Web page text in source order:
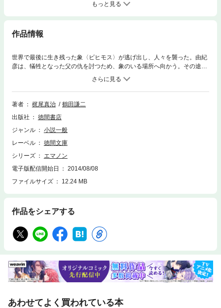
もっと見る
作品情報
世界で最後に生き残った象〈ビヒモス〉が逃げ出し、人々を襲った。由紀
彦は、犠牲となった父の仇を討つため、象のいる場所へ向かう。その途
中、一緒に連れて行ってくれという風変わりな美少女エマノンと出会う。
彼女は、ビヒモスに五千万年前に助けられたと話しはじめて……。地球に
生命が誕生して三十億年。総ての記憶を、母から娘へ、そしてその娘へと
引き継いでいるエマノンの軌跡。鶴田謙二によるカラー口絵２ページ＋イ
著者 梶尾真治
鶴田謙二
出版社
徳間書店
ジャンル
小説一般
レーベル
徳間文庫
シリーズ
エマノン
電子版配信開始日
2014/08/08
ファイルサイズ
12.24 MB
作品をシェアする
あわせてよく買われている本